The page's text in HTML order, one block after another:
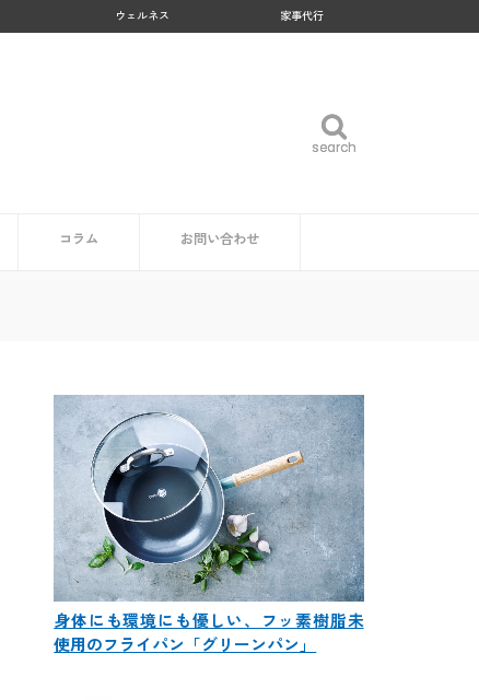
ウェルネス 家事代行
search
search
コラム お問い合わせ
身体にも環境にも優しい、フッ素樹脂未
使用のフライパン「グリーンパン」